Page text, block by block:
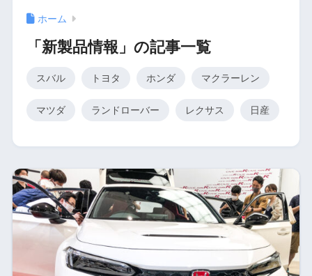
ホーム
「新製品情報」の記事一覧
スバル トヨタ ホンダ マクラーレン
マツダ ランドローバー レクサス 日産